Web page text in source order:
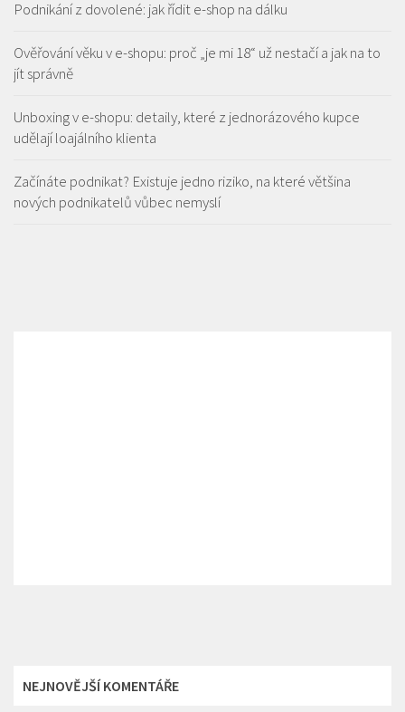
Podnikání z dovolené: jak řídit e-shop na dálku
Ověřování věku v e-shopu: proč „je mi 18“ už nestačí a jak na to
jít správně
Unboxing v e-shopu: detaily, které z jednorázového kupce
udělají loajálního klienta
Začínáte podnikat? Existuje jedno riziko, na které většina
nových podnikatelů vůbec nemyslí
NEJNOVĚJŠÍ KOMENTÁŘE